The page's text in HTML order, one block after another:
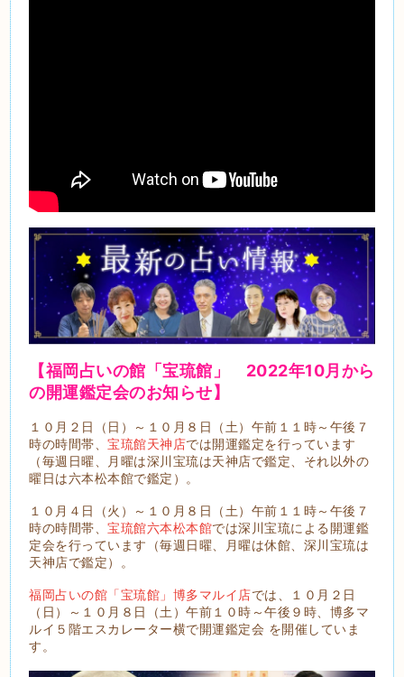
【福岡占いの館「宝琉館」 2022年10月から
の開運鑑定会のお知らせ】
１０月２日（日）～１０月８日（土）午前１１時～午後７
時の時間帯、宝琉館天神店では開運鑑定を行っています
（毎週日曜、月曜は深川宝琉は天神店で鑑定、それ以外の
曜日は六本松本館で鑑定）。
１０月４日（火）～１０月８日（土）午前１１時～午後７
時の時間帯、宝琉館六本松本館では深川宝琉による開運鑑
定会を行っています（毎週日曜、月曜は休館、深川宝琉は
天神店で鑑定）。
福岡占いの館「宝琉館」博多マルイ店では、１０月２日
（日）～１０月８日（土）午前１０時～午後９時、博多マ
ルイ５階エスカレーター横で開運鑑定会 を開催していま
す。